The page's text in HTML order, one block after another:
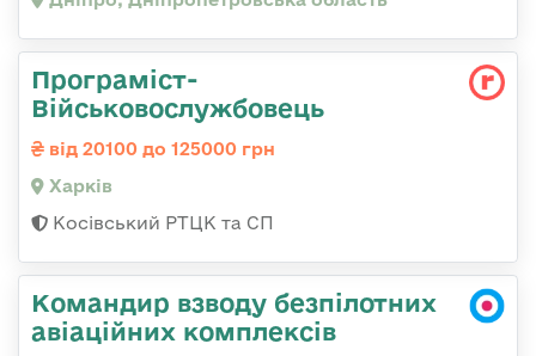
Програміст-
Військовослужбовець
від 20100 до 125000 грн
Харків
Косівський РТЦК та СП
Командир взводу безпілотних
авіаційних комплексів